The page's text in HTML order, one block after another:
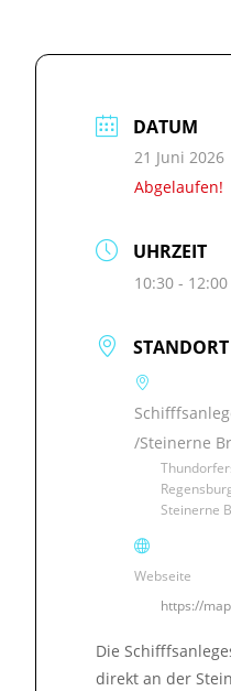
DATUM
21 Juni 2026
Abgelaufen!
UHRZEIT
10:30 - 12:00
STANDORT
/Steinerne
Steinerne
Webseite
https://
Die
direkt an der